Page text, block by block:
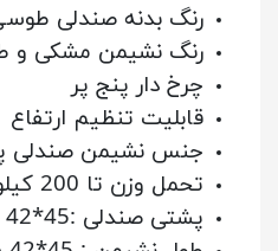
رنگ بدنه صندلی
رنگ نشیمن مشکی و
چرخ دار پنج پر
قابلیت تنظیم ارتفاع
جنس نشیمن صندلی
تحمل وزن تا 200 کیلوگرم
پشتی صندلی :45*42 سانتی متر